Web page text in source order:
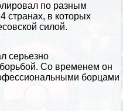
по разным
странах, в которых
силой.
серьезно
борьбой. Со временем он
борцами